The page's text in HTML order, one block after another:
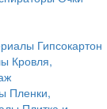
Гипсокартон
Кровля,
Пленки,